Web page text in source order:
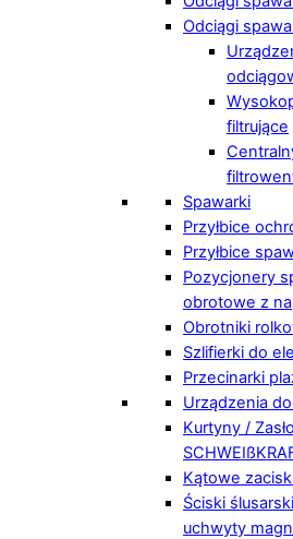
Odciągi
filtrujące
Spawarki
Przyłbice
Przyłbice
Pozycjonery
obrotowe z
Obrotniki
Szlifierki do
Przecinarki
Urządzenia
Kurtyny /
Kątowe
Ściski
uchwyty